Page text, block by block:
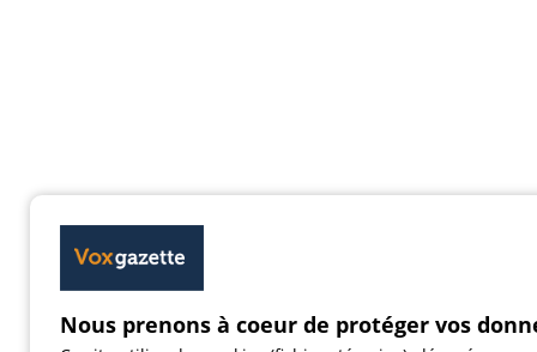
Nous prenons à coeur de protéger vos